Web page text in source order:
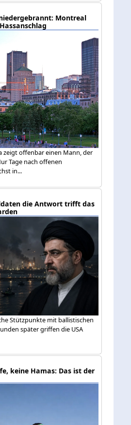
Montreal
zeigt offenbar einen Mann, der
Tage nach offenen
in...
die Antwort trifft das
Stützpunkte mit ballistischen
später griffen die USA
keine Hamas: Das ist der